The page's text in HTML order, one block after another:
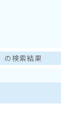
の検索結果